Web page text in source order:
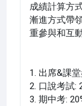
成績計算方
漸進方式帶
重參與和互動
1. 出席&課
2. 口說考試:
3. 期中考: